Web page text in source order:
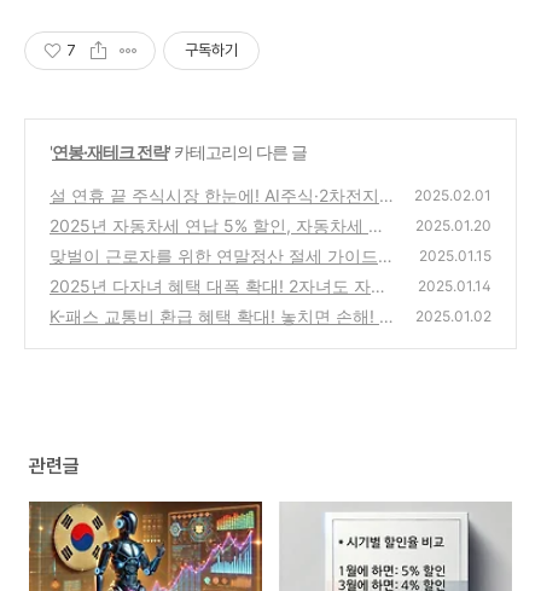
7 구독하기
'연봉·재테크 전략' 카테고리의 다른 글
설 연휴 끝 주식시장 한눈에! AI주식·2차전지
주·반도체주·FOMC 핵심 포인트 총정리
(1)
2025.02.01
2025년 자동차세 연납 5% 할인, 자동차세 연
납 신청방법 총정리
(1)
2025.01.20
맞벌이 근로자를 위한 연말정산 절세 가이드:
2026년 최신판 완벽 전략
(0)
2025.01.15
2025년 다자녀 혜택 대폭 확대! 2자녀도 자동
차 취득세 50% 감면 받는다 (총정리)
(0)
2025.01.14
K-패스 교통비 환급 혜택 확대! 놓치면 손해! K-
2025.01.02
관련글